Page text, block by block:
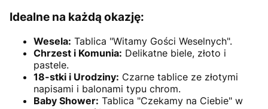
Idealne na każdą okazję:
Wesela: Tablica "Witamy Gości Weselnych".
Chrzest i Komunia: Delikatne biele, złoto i
pastele.
18-stki i Urodziny: Czarne tablice ze złotymi
napisami i balonami typu chrom.
Baby Shower: Tablica "Czekamy na Ciebie" w